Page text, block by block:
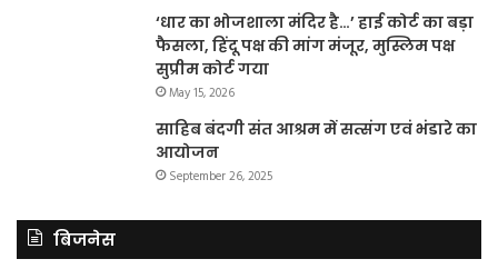
‘धार का भोजशाला मंदिर है…’ हाई कोर्ट का बड़ा
फैसला, हिंदू पक्ष की मांग मंजूर, मुस्लिम पक्ष
सुप्रीम कोर्ट गया
May 15, 2026
साहिब बंदगी संत आश्रम में सत्संग एवं भंडारे का
आयोजन
September 26, 2025
बिजनेस